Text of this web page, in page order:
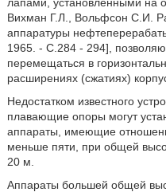
Вихман Г.Л., Вольфсон С.И.
аппаратуры
1965. - С.284 - 294],
перемещаться в
расширениях (сжатиях)
Недостатком известного
плавающие опоры могут
аппараты, имеющие
меньше пяти, при общей
20 м.
Аппараты большей общей